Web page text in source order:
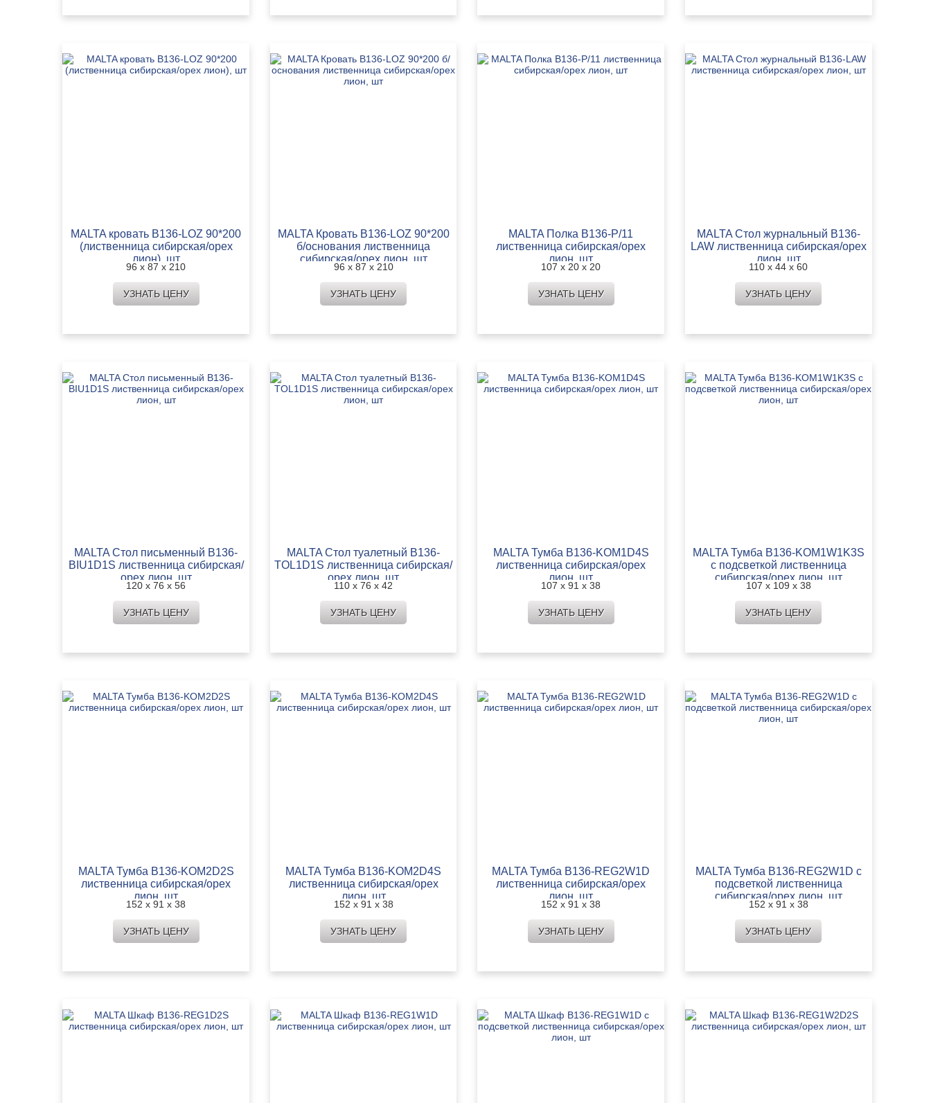
MALTA кровать B136-LOZ 90*200
(лиственница сибирская/орех
лион), шт
96 х 87 х 210
УЗНАТЬ ЦЕНУ
MALTA Кровать B136-LOZ 90*200
б/основания лиственница
сибирская/орех лион, шт
96 х 87 х 210
УЗНАТЬ ЦЕНУ
MALTA Полка B136-P/11
лиственница сибирская/орех
лион, шт
107 х 20 х 20
УЗНАТЬ ЦЕНУ
MALTA Стол журнальный B136-
LAW лиственница сибирская/орех
лион, шт
110 х 44 х 60
УЗНАТЬ ЦЕНУ
MALTA Стол письменный B136-
BIU1D1S лиственница сибирская/
орех лион, шт
120 х 76 х 56
УЗНАТЬ ЦЕНУ
MALTA Стол туалетный B136-
TOL1D1S лиственница сибирская/
орех лион, шт
110 х 76 х 42
УЗНАТЬ ЦЕНУ
MALTA Тумба B136-KOM1D4S
лиственница сибирская/орех
лион, шт
107 х 91 х 38
УЗНАТЬ ЦЕНУ
MALTA Тумба B136-KOM1W1K3S
с подсветкой лиственница
сибирская/орех лион, шт
107 х 109 х 38
УЗНАТЬ ЦЕНУ
MALTA Тумба B136-KOM2D2S
лиственница сибирская/орех
лион, шт
152 х 91 х 38
УЗНАТЬ ЦЕНУ
MALTA Тумба B136-KOM2D4S
лиственница сибирская/орех
лион, шт
152 х 91 х 38
УЗНАТЬ ЦЕНУ
MALTA Тумба B136-REG2W1D
лиственница сибирская/орех
лион, шт
152 х 91 х 38
УЗНАТЬ ЦЕНУ
MALTA Тумба B136-REG2W1D с
подсветкой лиственница
сибирская/орех лион, шт
152 х 91 х 38
УЗНАТЬ ЦЕНУ